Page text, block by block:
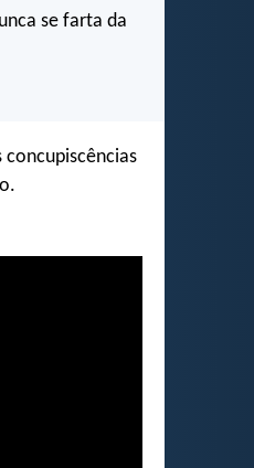
se farta da